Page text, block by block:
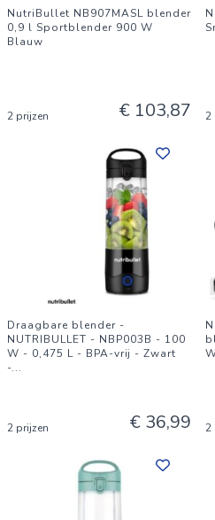
NutriBullet NB907MASL blender
0,9 l Sportblender 900 W
Blauw
2 prijzen € 103,87 2
Draagbare blender -
NUTRIBULLET - NBP003B - 100
W - 0,475 L - BPA-vrij - Zwart
-...
2 prijzen € 36,99 2